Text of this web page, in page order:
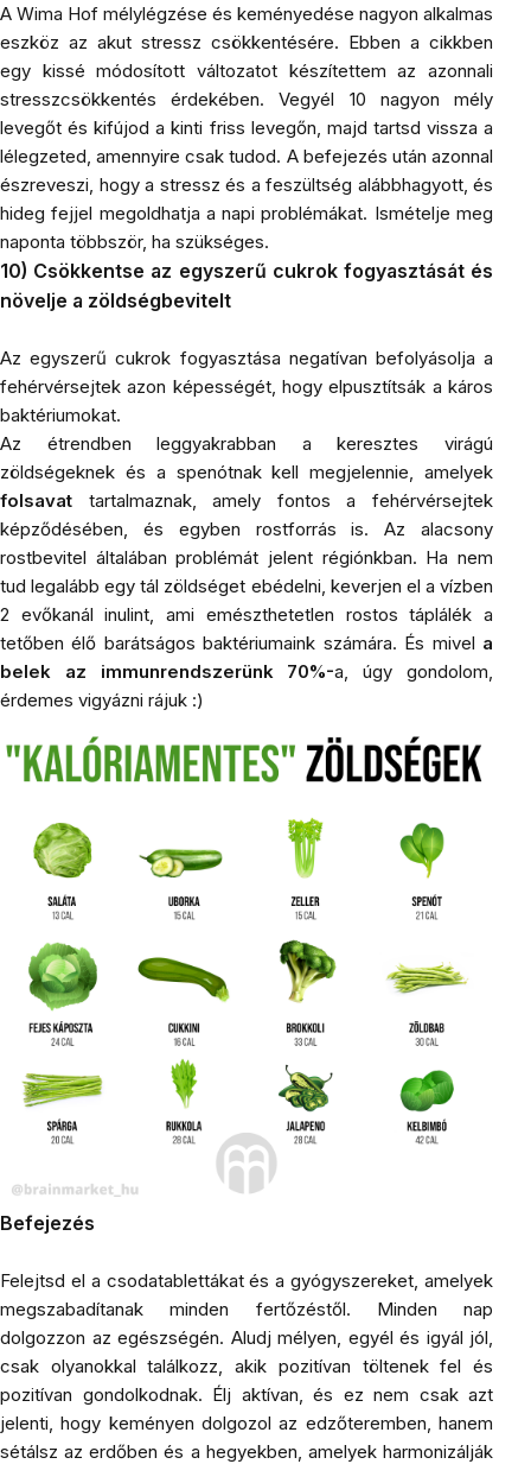
A Wima Hof mélylégzése és keményedése nagyon alkalmas
eszköz az akut stressz csökkentésére. Ebben a cikkben
egy kissé módosított változatot készítettem az azonnali
stresszcsökkentés érdekében. Vegyél 10 nagyon mély
levegőt és kifújod a kinti friss levegőn, majd tartsd vissza a
lélegzeted, amennyire csak tudod. A befejezés után azonnal
észreveszi, hogy a stressz és a feszültség alábbhagyott, és
hideg fejjel megoldhatja a napi problémákat. Ismételje meg
naponta többször, ha szükséges.
10) Csökkentse az egyszerű cukrok fogyasztását és
növelje a zöldségbevitelt
Az egyszerű cukrok fogyasztása negatívan befolyásolja a
fehérvérsejtek azon képességét, hogy elpusztítsák a káros
baktériumokat.
Az étrendben leggyakrabban a keresztes virágú
zöldségeknek és a spenótnak kell megjelennie, amelyek
folsavat tartalmaznak, amely fontos a fehérvérsejtek
képződésében, és egyben rostforrás is. Az alacsony
rostbevitel általában problémát jelent régiónkban. Ha nem
tud legalább egy tál zöldséget ebédelni, keverjen el a vízben
2 evőkanálinulint , ami emészthetetlen rostos táplálék a
tetőben élő barátságos baktériumaink számára. És mivel a
belek az immunrendszerünk 70%-a, úgy gondolom,
érdemes vigyázni rájuk :)
Befejezés
Felejtsd el a csodatablettákat és a gyógyszereket, amelyek
megszabadítanak minden fertőzéstől. Minden nap
dolgozzon az egészségén. Aludj mélyen, egyél és igyál jól,
csak olyanokkal találkozz, akik pozitívan töltenek fel és
pozitívan gondolkodnak. Élj aktívan, és ez nem csak azt
jelenti, hogy keményen dolgozol az edzőteremben, hanem
sétálsz az erdőben és a hegyekben, amelyek harmonizálják